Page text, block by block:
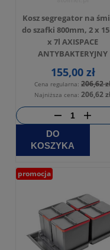
Kosz segregator na
do szafki 800mm, 2 x
x 7l AXISPACE
ANTYBAKTERYJNY
155,00 zł
Cena regularna: 206,62
Najniższa cena: 206,62
DO
KOSZYKA
promocja